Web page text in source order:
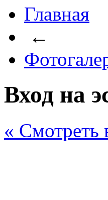
Главная
←
Вход на
« Cмотреть